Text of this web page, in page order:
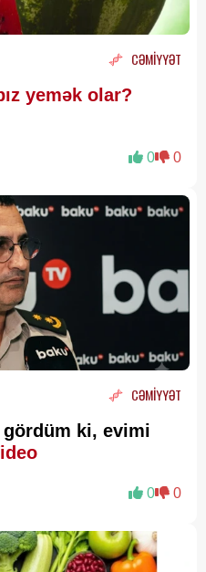
CƏMİYYƏT
yemək olar?
0 0
CƏMİYYƏT
ki, evimi
0 0